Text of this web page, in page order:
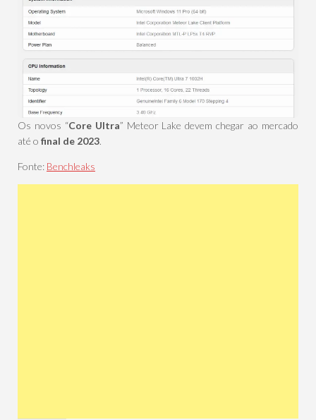
Os novos “Core Ultra” Meteor Lake devem chegar ao mercado
até o final de 2023.
Fonte: Benchleaks